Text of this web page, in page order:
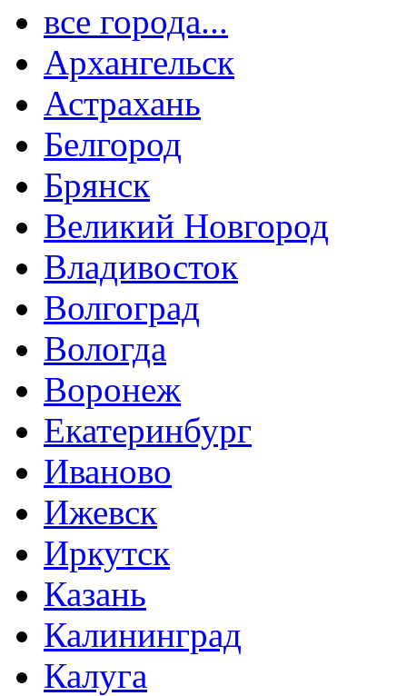
все города...
Архангельск
Астрахань
Белгород
Брянск
Великий Новгород
Владивосток
Волгоград
Вологда
Воронеж
Екатеринбург
Иваново
Ижевск
Иркутск
Казань
Калининград
Калуга